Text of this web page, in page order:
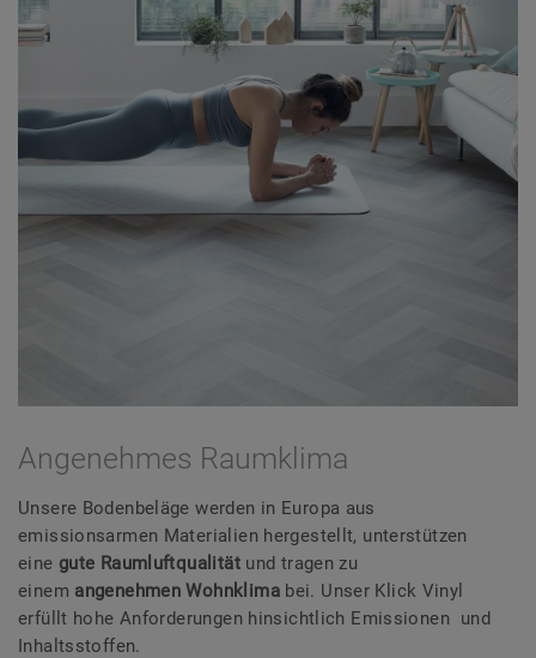
Angenehmes Raumklima
Unsere Bodenbeläge werden in Europa aus
emissionsarmen Materialien hergestellt, unterstützen
eine gute Raumluftqualitätund tragen zu
einem angenehmen Wohnklimabei. Unser Klick Vinyl
erfüllt hohe Anforderungen hinsichtlich Emissionen und
Inhaltsstoffen.